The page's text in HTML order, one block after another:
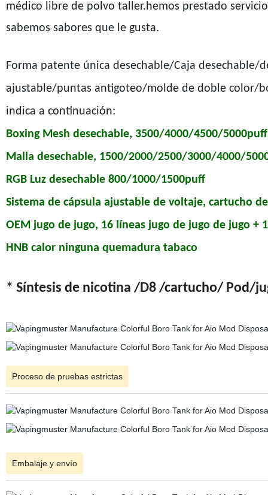
médico libre de polvo taller.hemos prestado
sabemos sabores que le gusta.
Forma patente única desechable/Caja
ajustable/puntas antigoteo/molde de doble color/
indica a continuación:
Boxing Mesh desechable, 3500/4000/4500/5000puff
Malla desechable, 1500/2000/2500/3000/4000/
RGB Luz desechable 800/1000/1500puff
Sistema de cápsula ajustable de voltaje, cartucho
OEM jugo de jugo, 16 líneas jugo de jugo de jugo +
HNB calor ninguna quemadura tabaco
* Síntesis de nicotina /D8 /cartucho/ Pod/
Proceso de pruebas estrictas
Embalaje y envío